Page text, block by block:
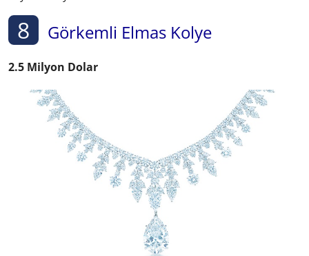
8 Görkemli Elmas Kolye
2.5 Milyon Dolar